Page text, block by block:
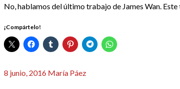
No, hablamos del último trabajo de James Wan.
¡Compártelo!
Publicado
8 junio, 2016 María Páez